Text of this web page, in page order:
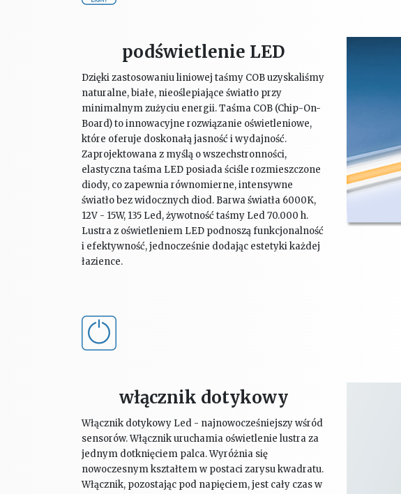
podświetlenie LED
Dzięki zastosowaniu liniowej taśmy COB uzyskaliśmy
naturalne, białe, nieoślepiające światło przy
minimalnym zużyciu energii. Taśma COB (Chip-On-
Board) to innowacyjne rozwiązanie oświetleniowe,
które oferuje doskonałą jasność i wydajność.
Zaprojektowana z myślą o wszechstronności,
elastyczna taśma LED posiada ściśle rozmieszczone
diody, co zapewnia równomierne, intensywne
światło bez widocznych diod. Barwa światła 6000K,
12V - 15W, 135 Led, żywotność taśmy Led 70.000 h.
Lustra z oświetleniem LED podnoszą funkcjonalność
i efektywność, jednocześnie dodając estetyki każdej
łazience.
włącznik dotykowy
Włącznik dotykowy Led - najnowocześniejszy wśród
sensorów. Włącznik uruchamia oświetlenie lustra za
jednym dotknięciem palca. Wyróżnia się
nowoczesnym kształtem w postaci zarysu kwadratu.
Włącznik, pozostając pod napięciem, jest cały czas w